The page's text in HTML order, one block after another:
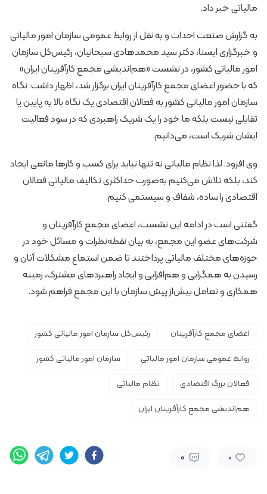
مالیاتی خبر داد.
به گزارش صنعت احداث و به نقل از روابط عمومی سازمان امور مالیاتی
و خبرگزاری ایسنا، دکتر سید محمدهادی سبحانیان، رئیس‌کل سازمان
امور مالیاتی کشور، در نشست «هم‌اندیشی مجمع کارآفرینان ایران»
که با حضور اعضای مجمع کارآفرینان ایران برگزار شد، اظهار داشت: نگاه
سازمان امور مالیاتی کشور به فعالان اقتصادی یک نگاه بالا به پایین یا
تقابلی نیست بلکه ما خود را یک شریک راهبردی که در سود فعالیت
ایشان شریک است، می‌دانیم.
وی افزود: لذا نظام مالیاتی نه تنها نباید برای کسب و کارها مانعی ایجاد
کند، بلکه تلاش می‌کنیم به‌صورت حداکثری تکالیف مالیاتی فعالان
اقتصادی را ساده، شفاف و سیستمی کنیم.
گفتنی است در ادامه این نشست، اعضای مجمع کارآفرینان و
شرکت‌های عضو این مجمع، به بیان نقطه‌نظرات و مسائل خود در
حوزه‌های مختلف مالیاتی پرداختند تا ضمن استماع مشکلات آنان و
رسیدن به همگرایی و هم‌افزایی و ایجاد راهبردهای مشترک، زمینه
همکاری و تعامل بیش‌از پیش سازمان با این مجمع فراهم شود.
اعضای مجمع کارآفرینان
رئیس‌کل سازمان امور مالیاتی کشور
روابط عمومی سازمان امور مالیاتی
سازمان امور مالیاتی کشور
فعالان بزرگ اقتصادی
نظام مالیاتی
هم‌اندیشی مجمع کارآفرینان ایران
0
0